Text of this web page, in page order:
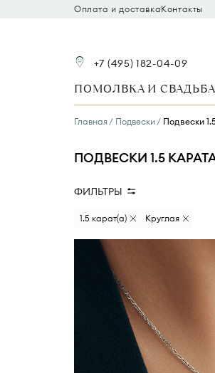
Оплата и доставкаКонтакты
+7 (495) 182-04-09
ПОМОЛВКА И СВАДЬБА
Главная Подвески Подвески
ПОДВЕСКИ 1.5
ФИЛЬТРЫ
1.5 карат(а) Круглая